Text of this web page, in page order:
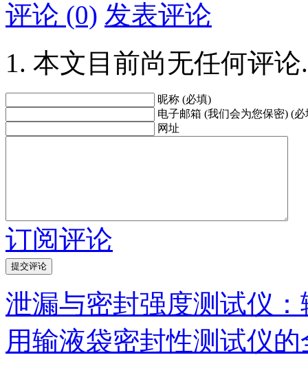
评论 (0) 发表评论
本文目前尚无任何评论.
昵称 (必填)
电子邮箱 (我们会为您保密) (必
网址
订阅评论
泄漏与密封强度测试仪
用输液袋密封性测试仪